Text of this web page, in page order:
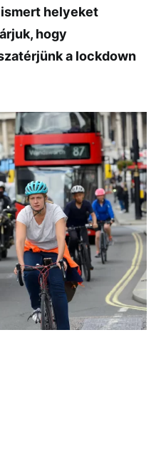
helyeket
hogy
a lockdown